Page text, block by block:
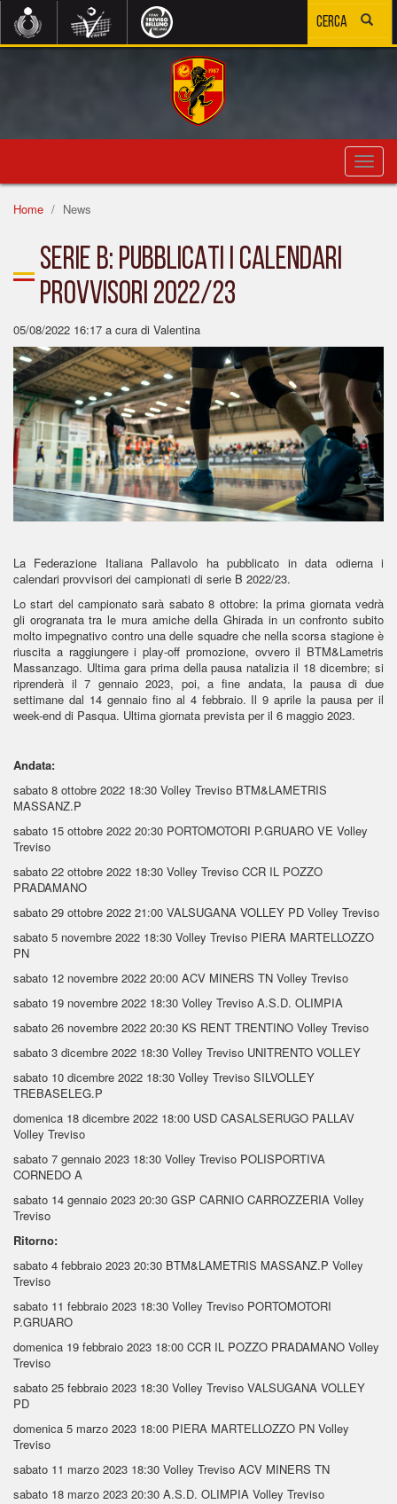
Home
News
SERIE B: PUBBLICATI I CALENDARI
PROVVISORI 2022/23
05/08/2022 16:17 a cura di Valentina
La Federazione Italiana Pallavolo ha pubblicato in data odierna i
calendari provvisori dei campionati di serie B 2022/23.
Lo start del campionato sarà sabato 8 ottobre: la prima giornata vedrà
gli orogranata tra le mura amiche della Ghirada in un confronto subito
molto impegnativo contro una delle squadre che nella scorsa stagione è
riuscita a raggiungere i play-off promozione, ovvero il BTM&Lametris
Massanzago. Ultima gara prima della pausa natalizia il 18 dicembre; si
riprenderà il 7 gennaio 2023, poi, a fine andata, la pausa di due
settimane dal 14 gennaio fino al 4 febbraio. Il 9 aprile la pausa per il
week-end di Pasqua. Ultima giornata prevista per il 6 maggio 2023.
Andata:
sabato 8 ottobre 2022 18:30 Volley Treviso BTM&LAMETRIS
MASSANZ.P
sabato 15 ottobre 2022 20:30 PORTOMOTORI P.GRUARO VE Volley
Treviso
sabato 22 ottobre 2022 18:30 Volley Treviso CCR IL POZZO
PRADAMANO
sabato 29 ottobre 2022 21:00 VALSUGANA VOLLEY PD Volley Treviso
sabato 5 novembre 2022 18:30 Volley Treviso PIERA MARTELLOZZO
PN
sabato 12 novembre 2022 20:00 ACV MINERS TN Volley Treviso
sabato 19 novembre 2022 18:30 Volley Treviso A.S.D. OLIMPIA
sabato 26 novembre 2022 20:30 KS RENT TRENTINO Volley Treviso
sabato 3 dicembre 2022 18:30 Volley Treviso UNITRENTO VOLLEY
sabato 10 dicembre 2022 18:30 Volley Treviso SILVOLLEY
TREBASELEG.P
domenica 18 dicembre 2022 18:00 USD CASALSERUGO PALLAV
Volley Treviso
sabato 7 gennaio 2023 18:30 Volley Treviso POLISPORTIVA
CORNEDO A
sabato 14 gennaio 2023 20:30 GSP CARNIO CARROZZERIA Volley
Treviso
Ritorno:
sabato 4 febbraio 2023 20:30 BTM&LAMETRIS MASSANZ.P Volley
Treviso
sabato 11 febbraio 2023 18:30 Volley Treviso PORTOMOTORI
P.GRUARO
domenica 19 febbraio 2023 18:00 CCR IL POZZO PRADAMANO Volley
Treviso
sabato 25 febbraio 2023 18:30 Volley Treviso VALSUGANA VOLLEY
PD
domenica 5 marzo 2023 18:00 PIERA MARTELLOZZO PN Volley
Treviso
sabato 11 marzo 2023 18:30 Volley Treviso ACV MINERS TN
sabato 18 marzo 2023 20:30 A.S.D. OLIMPIA Volley Treviso